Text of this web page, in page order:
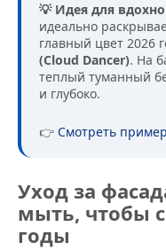
💡 Идея для
идеально
главный цвет 2026
(Cloud Dancer). На
теплый туманный
и глубоко.
👉 Смотреть
Уход за
мыть, чтобы
годы